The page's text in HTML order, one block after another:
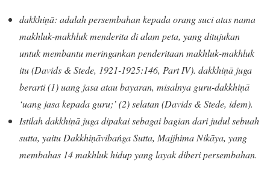
dakkhiṇā: adalah persembahan kepada orang suci atas nama
makhluk-makhluk menderita di alam peta, yang ditujukan
untuk membantu meringankan penderitaan makhluk-makhluk
itu (Davids & Stede, 1921-1925:146, Part IV). dakkhiṇā juga
berarti (1) uang jasa atau bayaran, misalnya guru-dakkhiṇā
‘uang jasa kepada guru;’ (2) selatan (Davids & Stede, idem).
Istilah dakkhiṇā juga dipakai sebagai bagian dari judul sebuah
sutta, yaitu Dakkhiṇāvibańga Sutta, Majjhima Nikāya, yang
membahas 14 makhluk hidup yang layak diberi persembahan.